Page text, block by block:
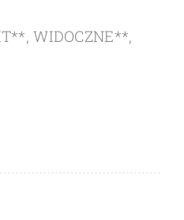
WIDOCZNE**,